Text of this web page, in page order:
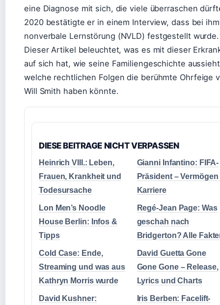
eine Diagnose mit sich, die viele überraschen
2020 bestätigte er in einem Interview, dass bei
nonverbale Lernstörung (NVLD) festgestellt wurde.
Dieser Artikel beleuchtet, was es mit dieser
auf sich hat, wie seine Familiengeschichte
welche rechtlichen Folgen die berühmte Ohrfeige
Will Smith haben könnte.
DIESE BEITRAGE NICHT VERPASSEN
Heinrich VIII.: Leben,
Frauen, Krankheit und
Todesursache
Gianni Infantino: FIFA-
Präsident – Vermögen
Karriere
Lon Men’s Noodle
House Berlin: Infos &
Tipps
Regé-Jean Page: Was
geschah nach
Bridgerton? Alle
Cold Case: Ende,
Streaming und was aus
Kathryn Morris wurde
David Guetta Gone
Gone Gone – Release,
Lyrics und Charts
David Kushner:
Iris Berben: Facelift-